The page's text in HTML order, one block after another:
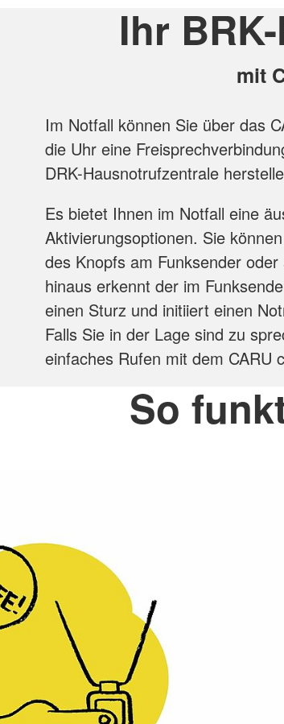
Ihr
mit
Im Notfall können Sie über das
die Uhr eine
DRK-Hausnotrufzentrale
Es bietet Ihnen im Notfall eine
Aktivierungsoptionen. Sie
des Knopfs am Funksender
hinaus erkennt der im
einen Sturz und initiiert einen
Falls Sie in der Lage sind zu
einfaches Rufen mit dem CARU
So